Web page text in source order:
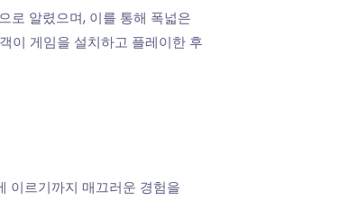
로 알렸으며, 이를 통해 폭넓은
이 게임을 설치하고 플레이한 후
르기까지 매끄러운 경험을